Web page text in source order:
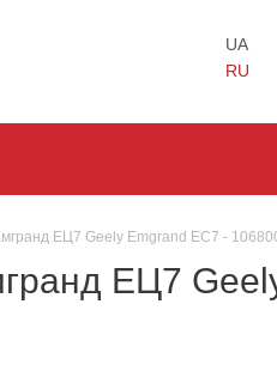
UA
RU
ЕЦ7 Geely Emgrand EC7 -
ЕЦ7